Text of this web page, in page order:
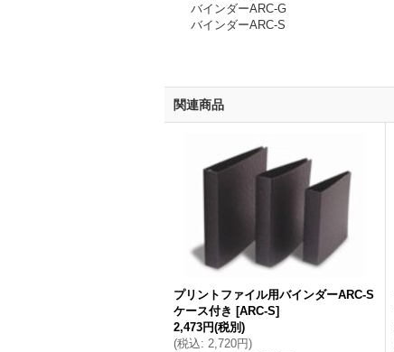
バインダーARC-G
バインダーARC-S
関連商品
プリントファイル用バインダーARC-S
ケース付き [ARC-S]
2,473円(税別)
(税込: 2,720円)